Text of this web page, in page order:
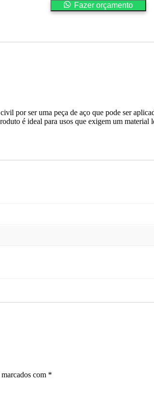
Fazer orçamento
por ser uma peça de aço que pode ser
é ideal para usos que exigem um material
com *